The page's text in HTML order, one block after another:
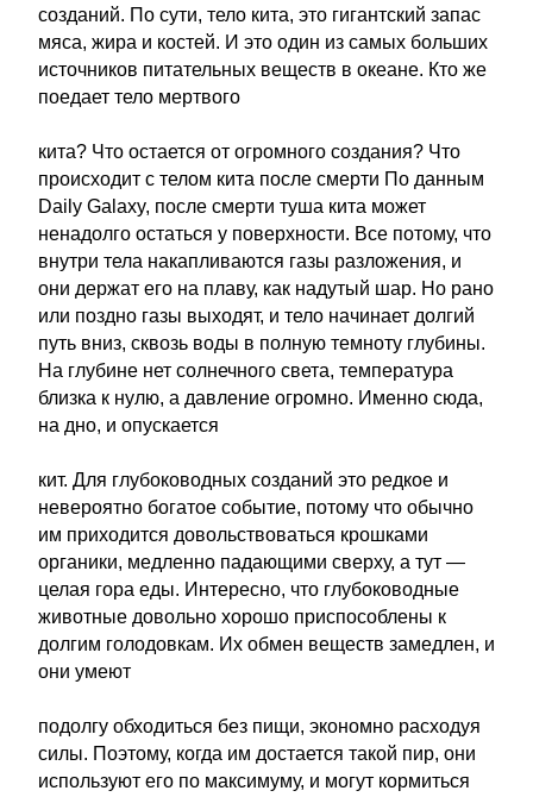
созданий. По сути, тело кита, это гигантский запас
мяса, жира и костей. И это один из самых больших
источников питательных веществ в океане. Кто же
поедает тело мертвого
кита? Что остается от огромного создания? Что
происходит с телом кита после смерти По данным
Daily Galaxy, после смерти туша кита может
ненадолго остаться у поверхности. Все потому, что
внутри тела накапливаются газы разложения, и
они держат его на плаву, как надутый шар. Но рано
или поздно газы выходят, и тело начинает долгий
путь вниз, сквозь воды в полную темноту глубины.
На глубине нет солнечного света, температура
близка к нулю, а давление огромно. Именно сюда,
на дно, и опускается
кит. Для глубоководных созданий это редкое и
невероятно богатое событие, потому что обычно
им приходится довольствоваться крошками
органики, медленно падающими сверху, а тут —
целая гора еды. Интересно, что глубоководные
животные довольно хорошо приспособлены к
долгим голодовкам. Их обмен веществ замедлен, и
они умеют
подолгу обходиться без пищи, экономно расходуя
силы. Поэтому, когда им достается такой пир, они
используют его по максимуму, и могут кормиться